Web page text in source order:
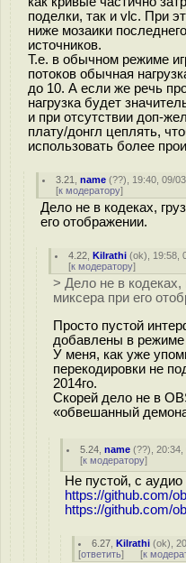
поделки, так и vlc. При
ниже мозаики
источников.
Т.е. в обычном режиме
потоков обычная
до 10. А если же речь
нагрузка будет
и при отсутствии доп-
плату/донгл цеплять,
использовать более
3.21 ,name (??), 19:40, 09/
[к модератору]
Дело не в кодеках,
его отображении.
4.22 ,Kilrathi (ok), 19:58,
[к модератору]
> Дело не в кодеках,
миксера при его
Просто пустой
добавлены в режиме
У меня, как уже
перекодировки не
2014го.
Скорей дело не в
«обвешанный
5.24 ,name (??), 20:34,
[к модератору]
Не пустой, с
https://github.com/
https://github.com/
6.27 ,Kilrathi (ok),
[ответить] [к